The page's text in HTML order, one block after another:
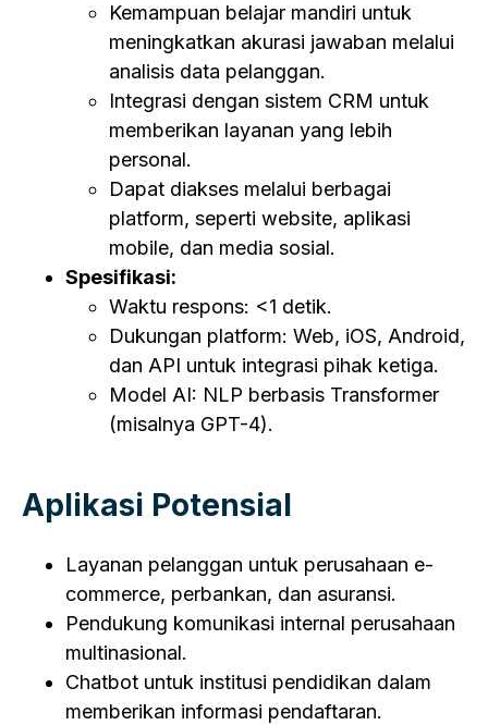
Kemampuan belajar mandiri untuk
meningkatkan akurasi jawaban melalui
analisis data pelanggan.
Integrasi dengan sistem CRM untuk
memberikan layanan yang lebih
personal.
Dapat diakses melalui berbagai
platform, seperti website, aplikasi
mobile, dan media sosial.
Spesifikasi:
Waktu respons: <1 detik.
Dukungan platform: Web, iOS, Android,
dan API untuk integrasi pihak ketiga.
Model AI: NLP berbasis Transformer
(misalnya GPT-4).
Aplikasi Potensial
Layanan pelanggan untuk perusahaan e-
commerce, perbankan, dan asuransi.
Pendukung komunikasi internal perusahaan
multinasional.
Chatbot untuk institusi pendidikan dalam
memberikan informasi pendaftaran.